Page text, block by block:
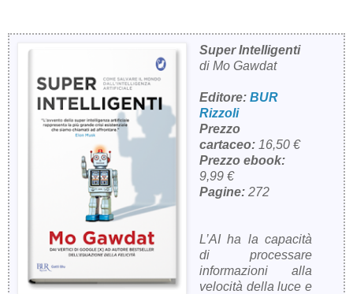
Super Intelligenti
di Mo Gawdat
Editore: BUR
Rizzoli
Prezzo
cartaceo:16,50 €
Prezzo ebook:
9,99 €
Pagine:272
L’AI ha la capacità
di processare
informazioni alla
velocità della luce e